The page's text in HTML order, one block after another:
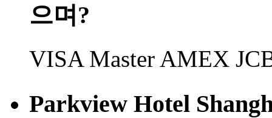
으며?
VISA Master AMEX
Parkview Hotel